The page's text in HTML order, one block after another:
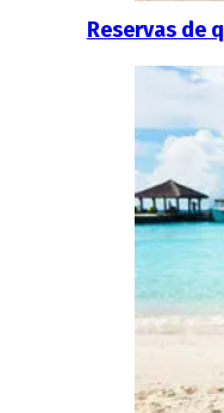
Reservas de